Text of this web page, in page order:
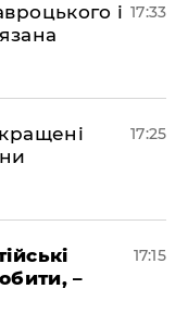
і 17:33
17:25
–
17:15